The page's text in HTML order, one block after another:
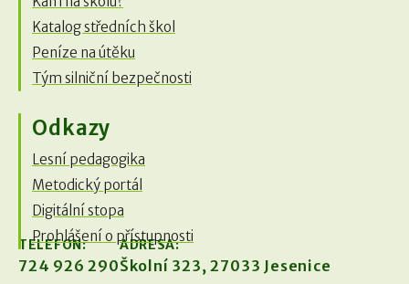
Katalog středních škol
Peníze na útěku
Tým silniční bezpečnosti
Odkazy
Lesní pedagogika
Metodický portál
Digitální stopa
Prohlášení o přístupnosti
TELEFON:
724 926 290
ADRESA:
Školní 323, 27033 Jesenice